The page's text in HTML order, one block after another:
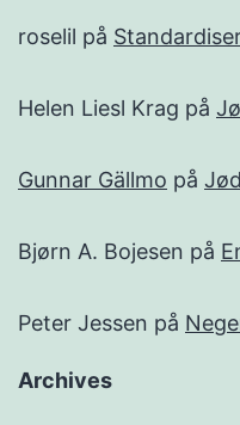
roselil på
Helen Liesl Krag på
Gunnar Gällmo på
Bjørn A. Bojesen på
Peter Jessen på
Archives